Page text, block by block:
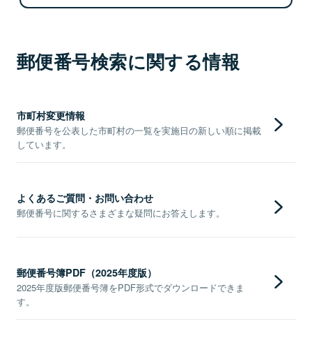
郵便番号検索に関する情報
市町村変更情報
郵便番号を公表した市町村の一覧を実施日の新しい順に掲載
しています。
よくあるご質問・お問い合わせ
郵便番号に関するさまざまな疑問にお答えします。
郵便番号簿PDF（2025年度版）
2025年度版郵便番号簿をPDF形式でダウンロードできま
す。